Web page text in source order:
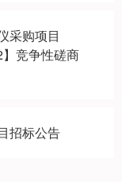
采购项目
】竞争性磋商
招标公告